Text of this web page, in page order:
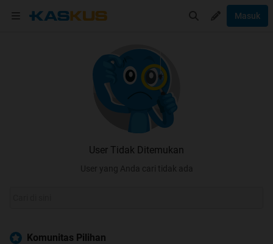
Masuk
User Tidak Ditemukan
User yang Anda cari tidak ada
Komunitas Pilihan